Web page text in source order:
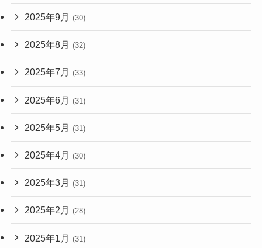
2025年9月 (30)
2025年8月 (32)
2025年7月 (33)
2025年6月 (31)
2025年5月 (31)
2025年4月 (30)
2025年3月 (31)
2025年2月 (28)
2025年1月 (31)